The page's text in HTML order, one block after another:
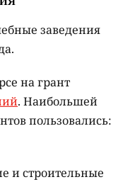
заведения
на грант
. Наибольшей
пользовались:
и строительные